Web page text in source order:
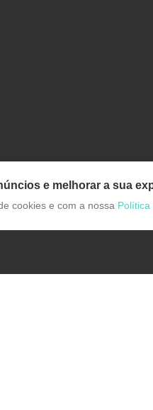
e melhorar a sua
cookies e com a nossa Política